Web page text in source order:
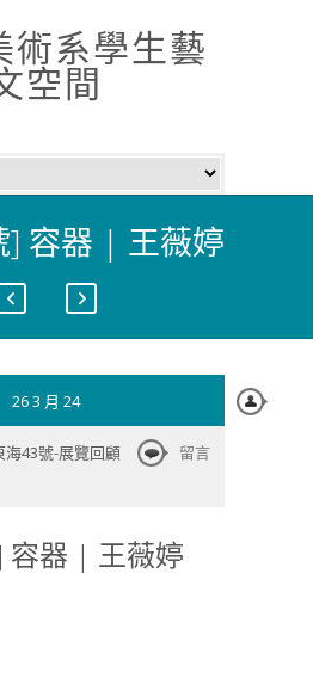
] 容器 | 王薇婷
26 3 月 24
海43號-展覽回顧
在
號]
留言
容器 | 王薇婷